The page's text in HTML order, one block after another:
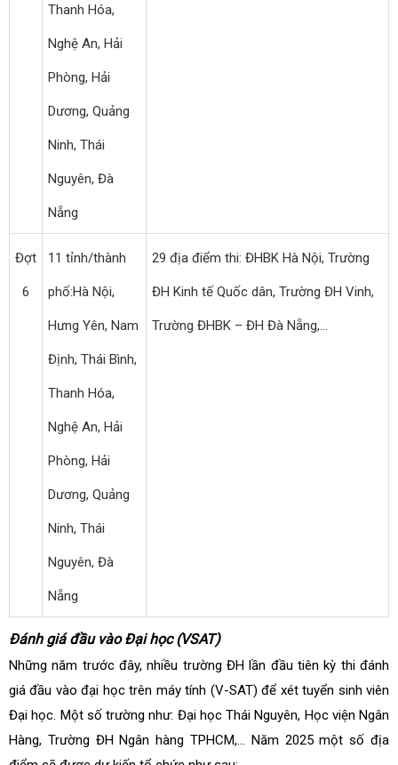
Thanh Hóa,
Nghệ An, Hải
Phòng, Hải
Dương, Quảng
Ninh, Thái
Nguyên, Đà
Nẵng
Đợt
6
11 tỉnh/thành
phố:Hà Nội,
Hưng Yên, Nam
Định, Thái Bình,
Thanh Hóa,
Nghệ An, Hải
Phòng, Hải
Dương, Quảng
Ninh, Thái
Nguyên, Đà
Nẵng
29 địa điểm thi: ĐHBK Hà Nội, Trường
ĐH Kinh tế Quốc dân, Trường ĐH Vinh,
Trường ĐHBK – ĐH Đà Nẵng,…
Đánh giá đầu vào Đại học (VSAT)
Những năm trước đây, nhiều trường ĐH lần đầu tiên kỳ thi đánh
giá đầu vào đại học trên máy tính (V-SAT) để xét tuyển sinh viên
Đại học. Một số trường như: Đại học Thái Nguyên, Học viện Ngân
Hàng, Trường ĐH Ngân hàng TPHCM,… Năm 2025 một số địa